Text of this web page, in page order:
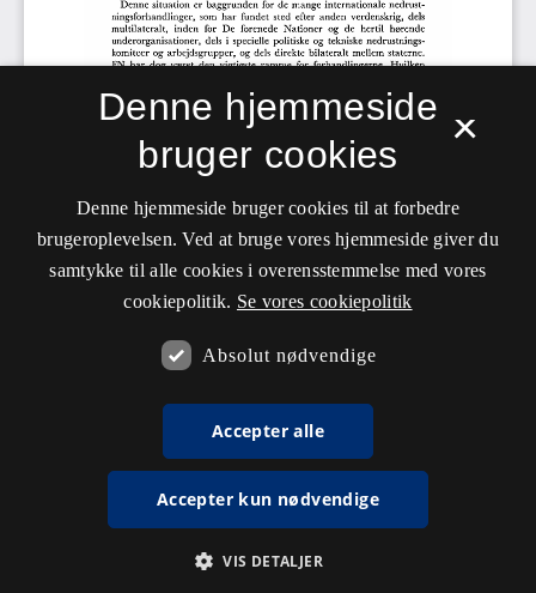
×
Denne hjemmeside
bruger cookies
Denne hjemmeside bruger cookies til at forbedre
brugeroplevelsen. Ved at bruge vores hjemmeside giver du
samtykke til alle cookies i overensstemmelse med vores
cookiepolitik. Se vores cookiepolitik
Absolut nødvendige
Accepter alle
Accepter kun nødvendige
VIS DETALJER